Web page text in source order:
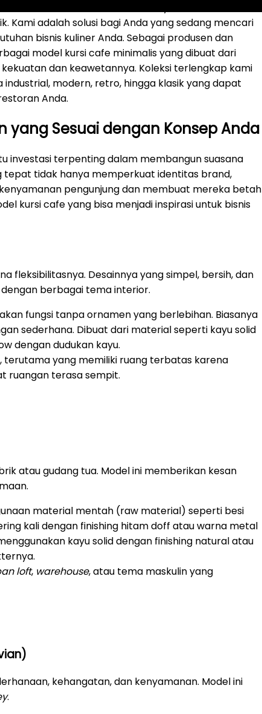
Kami adalah solusi bagi Anda yang sedang mencari
bisnis kuliner Anda. Sebagai produsen dan
model kursi cafe minimalis yang dibuat dari
dan keawetannya. Koleksi terlengkap kami
modern, retro, hingga klasik yang dapat
Anda.
yang Sesuai dengan Konsep Anda
investasi terpenting dalam membangun suasana
tepat tidak hanya memperkuat identitas brand,
pengunjung dan membuat mereka betah
kursi cafe yang bisa menjadi inspirasi untuk bisnis
fleksibilitasnya. Desainnya yang simpel, bersih, dan
berbagai tema interior.
fungsi tanpa ornamen yang berlebihan. Biasanya
sederhana. Dibuat dari material seperti kayu solid
dengan dudukan kayu.
terutama yang memiliki ruang terbatas karena
ruangan terasa sempit.
atau gudang tua. Model ini memberikan kesan
material mentah (raw material) seperti besi
kali dengan finishing hitam doff atau warna metal
kayu solid dengan finishing natural atau
loft, warehouse, atau tema maskulin yang
kehangatan, dan kenyamanan. Model ini
.